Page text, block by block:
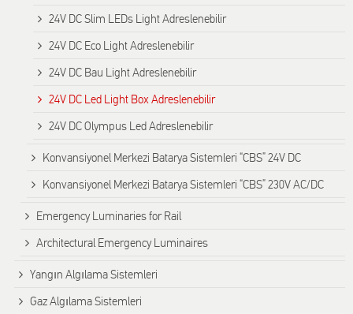
24V DC Slim LEDs Light Adreslenebilir
24V DC Eco Light Adreslenebilir
24V DC Bau Light Adreslenebilir
24V DC Led Light Box Adreslenebilir
24V DC Olympus Led Adreslenebilir
Konvansiyonel Merkezi Batarya Sistemleri “CBS” 24V DC
Konvansiyonel Merkezi Batarya Sistemleri “CBS” 230V AC/DC
Emergency Luminaries for Rail
Architectural Emergency Luminaires
Yangın Algılama Sistemleri
Gaz Algılama Sistemleri